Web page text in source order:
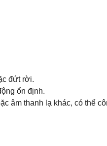
đứt rời.
ổn định.
âm thanh lạ khác, có thể